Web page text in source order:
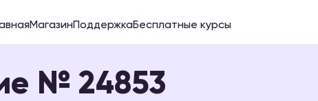
МагазинПоддержкаБесплатные курсы
№ 24853